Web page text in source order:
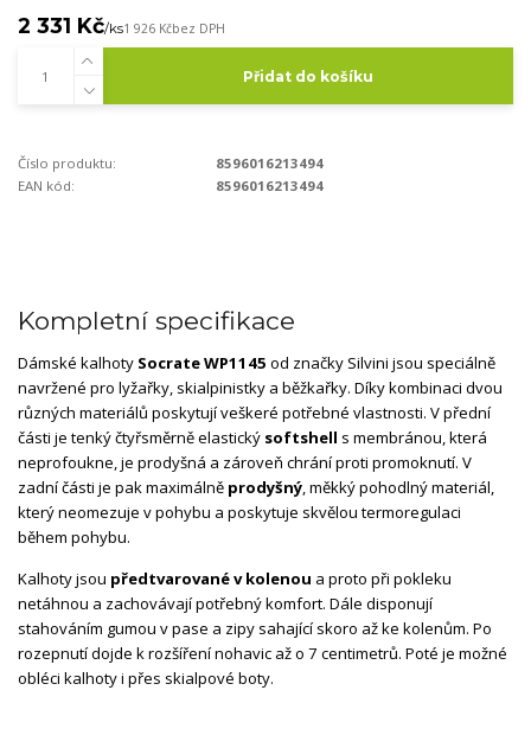
2 331 Kč/ks1 926 Kčbez DPH
Přidat do košíku
Číslo produktu:
8596016213494
EAN kód:
8596016213494
Kompletní specifikace
Dámské kalhoty Socrate WP1145 od značky Silvini jsou speciálně
navržené pro lyžařky, skialpinistky a běžkařky. Díky kombinaci dvou
různých materiálů poskytují veškeré potřebné vlastnosti. V přední
části je tenký čtyřsměrně elastický softshell s membránou, která
neprofoukne, je prodyšná a zároveň chrání proti promoknutí. V
zadní části je pak maximálně prodyšný, měkký pohodlný materiál,
který neomezuje v pohybu a poskytuje skvělou termoregulaci
během pohybu.
Kalhoty jsou předtvarované v kolenou a proto při pokleku
netáhnou a zachovávají potřebný komfort. Dále disponují
stahováním gumou v pase a zipy sahající skoro až ke kolenům. Po
rozepnutí dojde k rozšíření nohavic až o 7 centimetrů. Poté je možné
obléci kalhoty i přes skialpové boty.